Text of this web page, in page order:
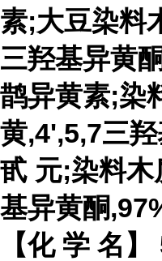
素;大豆染料
三羟基异黄
鹊异黄素;染
黄,4',5,7三
甙 元;染料木
基异黄酮
【化 学 名